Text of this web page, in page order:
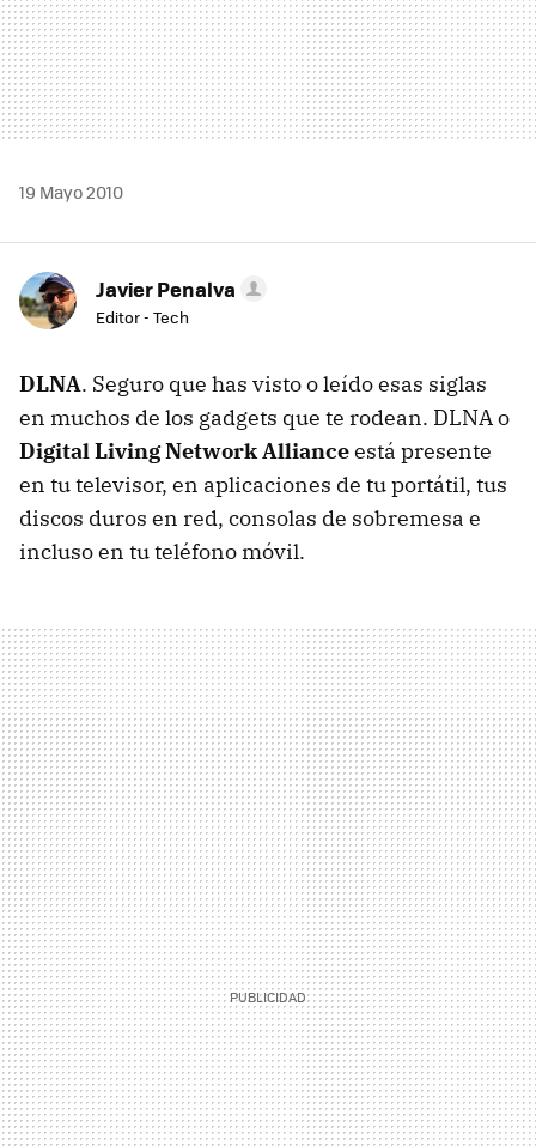
19 Mayo 2010
Javier Penalva
Editor - Tech
DLNA. Seguro que has visto o leído esas siglas
en muchos de los gadgets que te rodean. DLNA o
Digital Living Network Allianceestá presente
en tu televisor, en aplicaciones de tu portátil, tus
discos duros en red, consolas de sobremesa e
incluso en tu teléfono móvil.